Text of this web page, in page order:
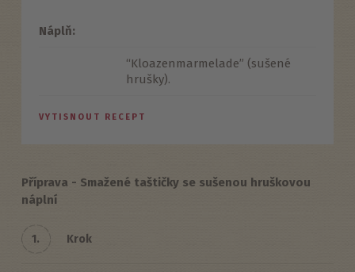
Náplň:
“Kloazenmarmelade” (sušené
hrušky).
VYTISNOUT RECEPT
Příprava - Smažené taštičky se sušenou hruškovou
náplní
1. Krok